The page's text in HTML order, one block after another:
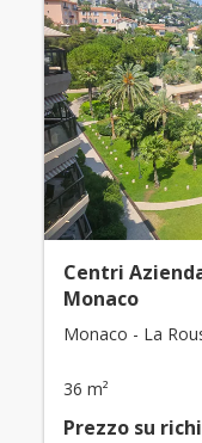
Centri
Monaco
Monaco - La
36 m²
Prezzo su